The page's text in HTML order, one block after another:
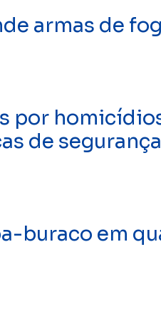
armas de
por
de segurança
buraco em